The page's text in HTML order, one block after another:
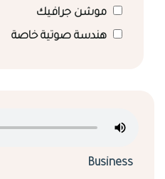
موشن جرافيك
هندسة صوتية خاصة
Business